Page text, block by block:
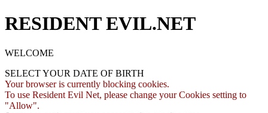
RESIDENT EVIL.NET
WELCOME
SELECT YOUR DATE OF BIRTH
Your browser is currently blocking cookies.
To use Resident Evil Net, please change your Cookies setting to
"Allow".